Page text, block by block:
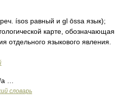
ísos равный и gl ōssa язык);
карте, обозначающая
отдельного языкового явления.
…
словарь